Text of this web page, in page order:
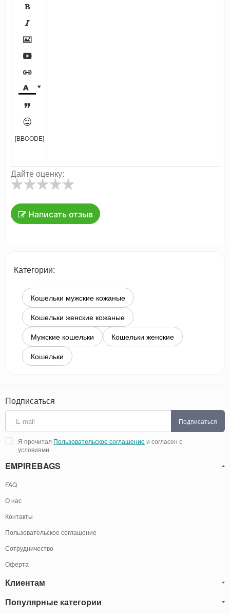









[BBCODE]
Дайте оценку:
Написать отзыв
Категории:
Кошельки мужские кожаные
Кошельки женские кожаные
Мужские кошельки
Кошельки женские
Кошельки
Подписаться
Подписаться
Я прочитал Пользовательское соглашение и согласен с
условиями
EMPIREBAGS
FAQ
О нас
Контакты
Пользовательское соглашение
Сотрудничество
Оферта
Клиентам
Блог
Популярные категории